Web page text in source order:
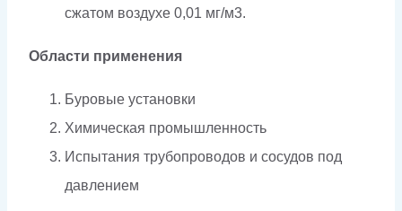
сжатом воздухе 0,01 мг/м3.
Области применения
Буровые установки
Химическая промышленность
Испытания трубопроводов и сосудов под
давлением